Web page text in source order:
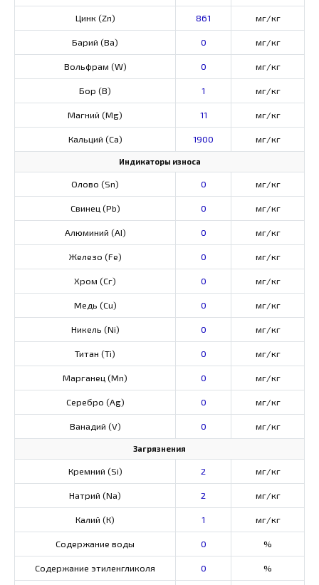
Цинк (Zn) 861 мг/кг
Барий (Ва) 0 мг/кг
Вольфрам (W) 0 мг/кг
Бор (В) 1 мг/кг
Магний (Mg) 11 мг/кг
Кальций (Са) 1900 мг/кг
Индикаторы износа
Олово (Sn) 0 мг/кг
Свинец (Pb) 0 мг/кг
Алюминий (AI) 0 мг/кг
Железо (Fe) 0 мг/кг
Хром (Сг) 0 мг/кг
Медь (Cu) 0 мг/кг
Никель (Ni) 0 мг/кг
Титан (Ti) 0 мг/кг
Марганец (Mn) 0 мг/кг
Серебро (Ag) 0 мг/кг
Ванадий (V) 0 мг/кг
Загрязнения
Кремний (Si) 2 мг/кг
Натрий (Na) 2 мг/кг
Калий (К) 1 мг/кг
Содержание воды 0 %
Содержание этиленгликоля 0 %